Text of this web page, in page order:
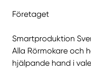
Företaget
Smartproduktion
Alla Rörmokare och
hjälpande hand i